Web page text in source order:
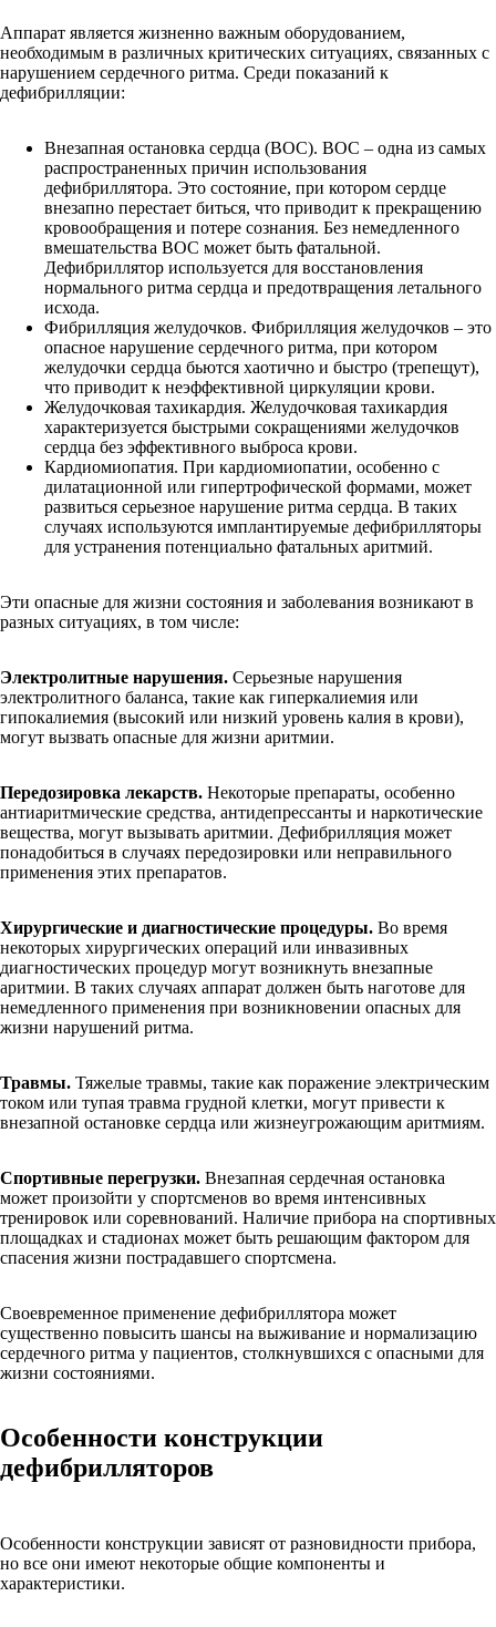
Аппарат является жизненно важным оборудованием,
необходимым в различных критических ситуациях, связанных с
нарушением сердечного ритма. Среди показаний к
дефибрилляции:
Внезапная остановка сердца (ВОС). ВОС – одна из самых
распространенных причин использования
дефибриллятора. Это состояние, при котором сердце
внезапно перестает биться, что приводит к прекращению
кровообращения и потере сознания. Без немедленного
вмешательства ВОС может быть фатальной.
Дефибриллятор используется для восстановления
нормального ритма сердца и предотвращения летального
исхода.
Фибрилляция желудочков. Фибрилляция желудочков – это
опасное нарушение сердечного ритма, при котором
желудочки сердца бьются хаотично и быстро (трепещут),
что приводит к неэффективной циркуляции крови.
Желудочковая тахикардия. Желудочковая тахикардия
характеризуется быстрыми сокращениями желудочков
сердца без эффективного выброса крови.
Кардиомиопатия. При кардиомиопатии, особенно с
дилатационной или гипертрофической формами, может
развиться серьезное нарушение ритма сердца. В таких
случаях используются имплантируемые дефибрилляторы
для устранения потенциально фатальных аритмий.
Эти опасные для жизни состояния и заболевания возникают в
разных ситуациях, в том числе:
Электролитные нарушения. Серьезные нарушения
электролитного баланса, такие как гиперкалиемия или
гипокалиемия (высокий или низкий уровень калия в крови),
могут вызвать опасные для жизни аритмии.
Передозировка лекарств. Некоторые препараты, особенно
антиаритмические средства, антидепрессанты и наркотические
вещества, могут вызывать аритмии. Дефибрилляция может
понадобиться в случаях передозировки или неправильного
применения этих препаратов.
Хирургические и диагностические процедуры. Во время
некоторых хирургических операций или инвазивных
диагностических процедур могут возникнуть внезапные
аритмии. В таких случаях аппарат должен быть наготове для
немедленного применения при возникновении опасных для
жизни нарушений ритма.
Травмы. Тяжелые травмы, такие как поражение электрическим
током или тупая травма грудной клетки, могут привести к
внезапной остановке сердца или жизнеугрожающим аритмиям.
Спортивные перегрузки. Внезапная сердечная остановка
может произойти у спортсменов во время интенсивных
тренировок или соревнований. Наличие прибора на спортивных
площадках и стадионах может быть решающим фактором для
спасения жизни пострадавшего спортсмена.
Своевременное применение дефибриллятора может
существенно повысить шансы на выживание и нормализацию
сердечного ритма у пациентов, столкнувшихся с опасными для
жизни состояниями.
Особенности конструкции
дефибрилляторов
Особенности конструкции зависят от разновидности прибора,
но все они имеют некоторые общие компоненты и
характеристики.